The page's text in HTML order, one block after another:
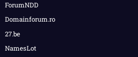
ForumNDD
Domainforum.ro
27.be
NamesLot